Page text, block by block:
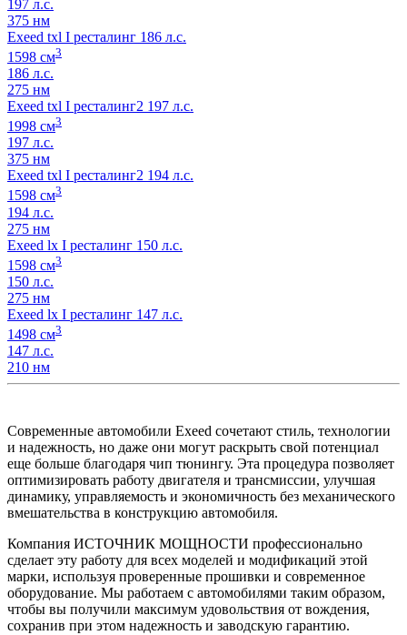
197 л.с.
375 нм
Exeed txl I ресталинг 186 л.с.
1598 см3
186 л.с.
275 нм
Exeed txl I ресталинг2 197 л.с.
1998 см3
197 л.с.
375 нм
Exeed txl I ресталинг2 194 л.с.
1598 см3
194 л.с.
275 нм
Exeed lx I ресталинг 150 л.с.
1598 см3
150 л.с.
275 нм
Exeed lx I ресталинг 147 л.с.
1498 см3
147 л.с.
210 нм
Современные автомобили Exeed сочетают стиль, технологии
и надежность, но даже они могут раскрыть свой потенциал
еще больше благодаря чип тюнингу. Эта процедура позволяет
оптимизировать работу двигателя и трансмиссии, улучшая
динамику, управляемость и экономичность без механического
вмешательства в конструкцию автомобиля.
Компания ИСТОЧНИК МОЩНОСТИ профессионально
сделает эту работу для всех моделей и модификаций этой
марки, используя проверенные прошивки и современное
оборудование. Мы работаем с автомобилями таким образом,
чтобы вы получили максимум удовольствия от вождения,
сохранив при этом надежность и заводскую гарантию.